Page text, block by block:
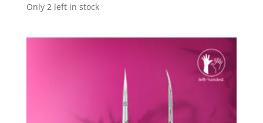
Only 2 left in stock